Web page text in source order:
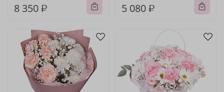
8 350 ₽ 5 080 ₽